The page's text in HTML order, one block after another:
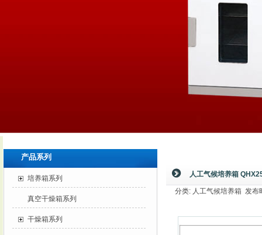
人工气候培养箱
分类: 人工气候培养箱 发
产品系列
培养箱系列
真空干燥箱系列
干燥箱系列